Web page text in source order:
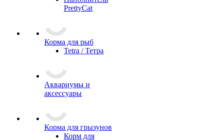
PrettyCat
Корма для рыб
Tetra / Тетра
Аквариумы и
аксессуары
Корма для грызунов
Корм для